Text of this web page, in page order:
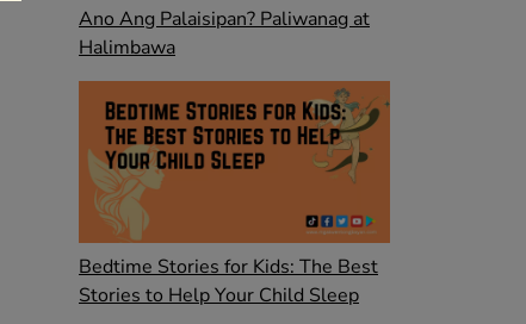
Ano Ang Palaisipan? Paliwanag at
Halimbawa
Bedtime Stories for Kids: The Best
Stories to Help Your Child Sleep